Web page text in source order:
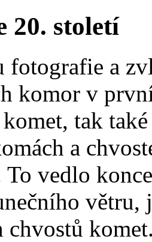
20. století
fotografie a
komor v
tak
a
vedlo
větru,
chvostů